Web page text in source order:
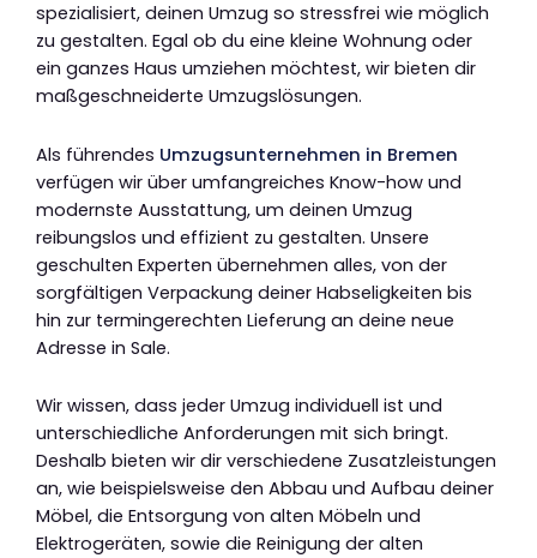
spezialisiert, deinen Umzug so stressfrei wie möglich
zu gestalten. Egal ob du eine kleine Wohnung oder
ein ganzes Haus umziehen möchtest, wir bieten dir
maßgeschneiderte Umzugslösungen.
Als führendes Umzugsunternehmen in Bremen
verfügen wir über umfangreiches Know-how und
modernste Ausstattung, um deinen Umzug
reibungslos und effizient zu gestalten. Unsere
geschulten Experten übernehmen alles, von der
sorgfältigen Verpackung deiner Habseligkeiten bis
hin zur termingerechten Lieferung an deine neue
Adresse in Sale.
Wir wissen, dass jeder Umzug individuell ist und
unterschiedliche Anforderungen mit sich bringt.
Deshalb bieten wir dir verschiedene Zusatzleistungen
an, wie beispielsweise den Abbau und Aufbau deiner
Möbel, die Entsorgung von alten Möbeln und
Elektrogeräten, sowie die Reinigung der alten